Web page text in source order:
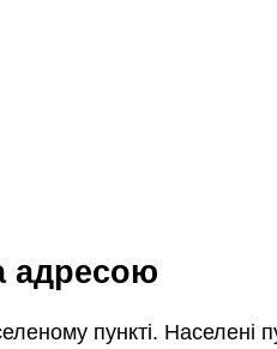
адресою
пункті. Населені